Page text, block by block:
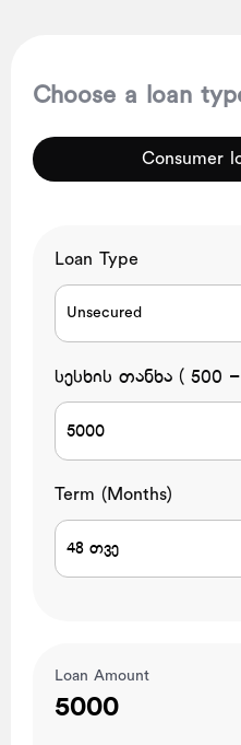
Choose a loan
Consumer
Loan Type
Unsecured
სესხის თანხა ( 500
Term (Months)
48 თვე
Loan Amount
5000